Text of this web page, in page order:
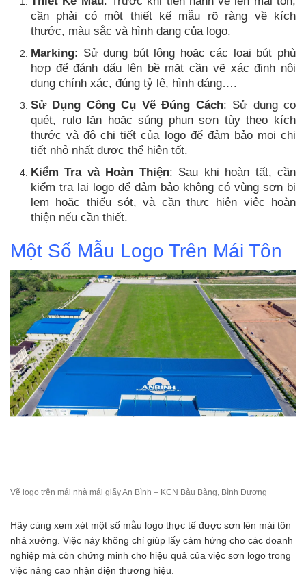
cần phải có một thiết kế mẫu rõ ràng về kích
thước, màu sắc và hình dạng của logo.
Marking: Sử dụng bút lông hoặc các loại bút phù
hợp để đánh dấu lên bề mặt cần vẽ xác định nội
dung chính xác, đúng tỷ lệ, hình dáng….
Sử Dụng Công Cụ Vẽ Đúng Cách: Sử dụng cọ
quét, rulo lăn hoặc súng phun sơn tùy theo kích
thước và độ chi tiết của logo để đảm bảo mọi chi
tiết nhỏ nhất được thể hiện tốt.
Kiểm Tra và Hoàn Thiện: Sau khi hoàn tất, cần
kiểm tra lại logo để đảm bảo không có vùng sơn bị
lem hoặc thiếu sót, và cần thực hiện việc hoàn
thiện nếu cần thiết.
Một Số Mẫu Logo Trên Mái Tôn
Vẽ logo trên mái nhà mái giấy An Bình – KCN Bàu Bàng, Bình Dương
Hãy cùng xem xét một số mẫu logo thực tế được sơn lên mái tôn
nhà xưởng. Việc này không chỉ giúp lấy cảm hứng cho các doanh
nghiệp mà còn chứng minh cho hiệu quả của việc sơn logo trong
việc nâng cao nhận diện thương hiệu.